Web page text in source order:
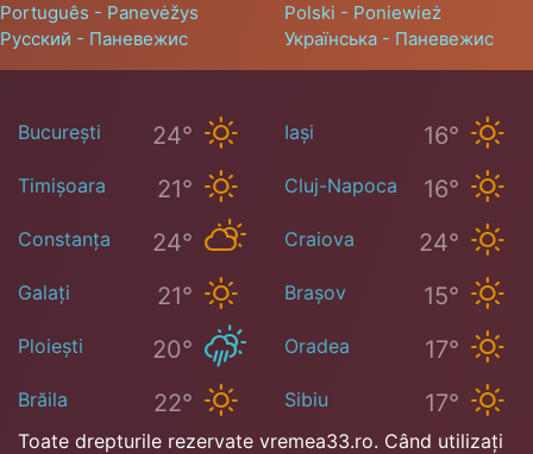
Português - Panevėžys
Polski - Poniewież
Русский - Паневежис
Українська - Паневежис
București 24° Iași 16°
Timișoara 21° Cluj-Napoca 16°
Constanța 24° Craiova 24°
Galați 21° Brașov 15°
Ploiești 20° Oradea 17°
Brăila 22° Sibiu 17°
Toate drepturile rezervate vremea33.ro. Când utilizați